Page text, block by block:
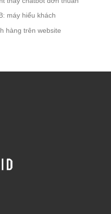
máy hiểu khách
hàng trên website